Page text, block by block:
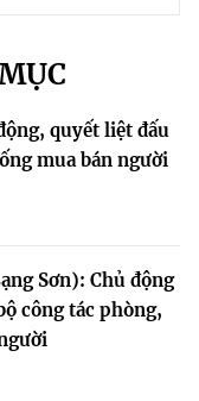
quyết liệt đấu
mua bán người
Sơn): Chủ động
công tác phòng,